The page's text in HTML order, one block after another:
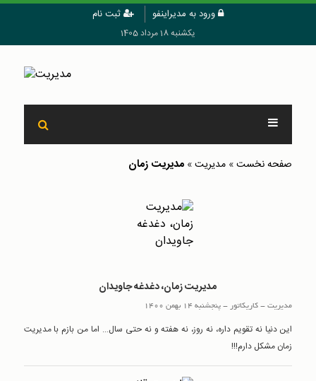
ورود به مدیراینفو ثبت نام
یکشنبه 18 مرداد 1405
صفحه نخست» مدیریت» مدیریت زمان
مدیریت زمان، دغدغه جاویدان
مدیریت-کاریکاتور -پنجشنبه 14 بهمن 1400
این دنیا نه تقویم داره، نه روز، نه هفته و نه حتی سال... اما من بازم با مدیریت
زمان مشکل دارم!!!